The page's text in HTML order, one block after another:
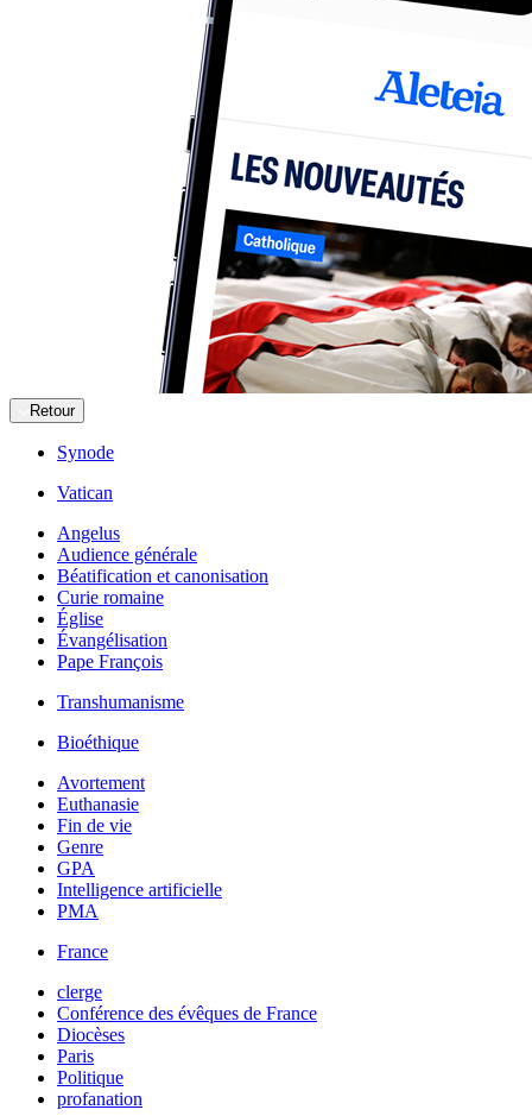
Retour
Synode
Vatican
Angelus
Audience générale
Béatification et canonisation
Curie romaine
Église
Évangélisation
Pape François
Transhumanisme
Bioéthique
Avortement
Euthanasie
Fin de vie
Genre
GPA
Intelligence artificielle
PMA
France
clerge
Conférence des évêques de France
Diocèses
Paris
Politique
profanation